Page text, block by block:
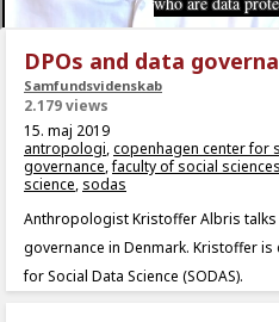
DPOs and data
Samfundsvidenskab
2.179 views
15. maj 2019
antropologi,copenhagen center for
governance,faculty of social sciences
science, sodas
Anthropologist Kristoffer Albris talks
governance in Denmark. Kristoffer
for Social Data Science (SODAS).